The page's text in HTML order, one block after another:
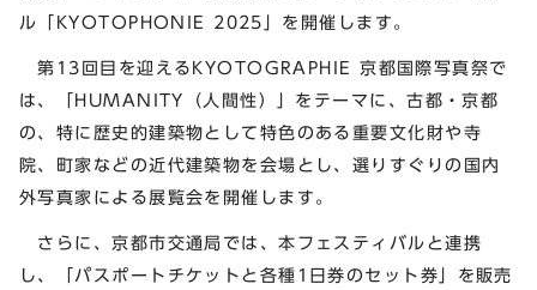
ル「KYOTOPHONIE 2025」を開催します。
第13回目を迎えるKYOTOGRAPHIE 京都国際写真祭で
は、「HUMANITY（人間性）」をテーマに、古都・京都
の、特に歴史的建築物として特色のある重要文化財や寺
院、町家などの近代建築物を会場とし、選りすぐりの国内
外写真家による展覧会を開催します。
さらに、京都市交通局では、本フェスティバルと連携
し、「パスポートチケットと各種1日券のセット券」を販売